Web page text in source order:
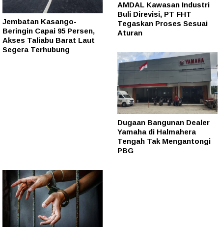
Jembatan Kasango-
Beringin Capai 95 Persen,
Akses Taliabu Barat Laut
Segera Terhubung
AMDAL Kawasan Industri
Buli Direvisi, PT FHT
Tegaskan Proses Sesuai
Aturan
Dugaan Bangunan Dealer
Yamaha di Halmahera
Tengah Tak Mengantongi
PBG